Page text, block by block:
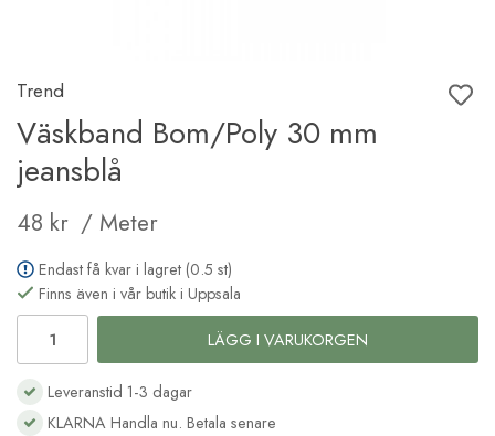
Trend
Väskband Bom/Poly 30 mm
jeansblå
48 kr / Meter
Endast få kvar i lagret (0.5 st)
Finns även i vår butik i Uppsala
LÄGG I VARUKORGEN
Leveranstid 1-3 dagar
KLARNA Handla nu. Betala senare